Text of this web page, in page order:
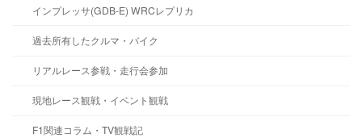
インプレッサ(GDB-E) WRCレプリカ
過去所有したクルマ・バイク
リアルレース参戦・走行会参加
現地レース観戦・イベント観戦
F1関連コラム・TV観戦記